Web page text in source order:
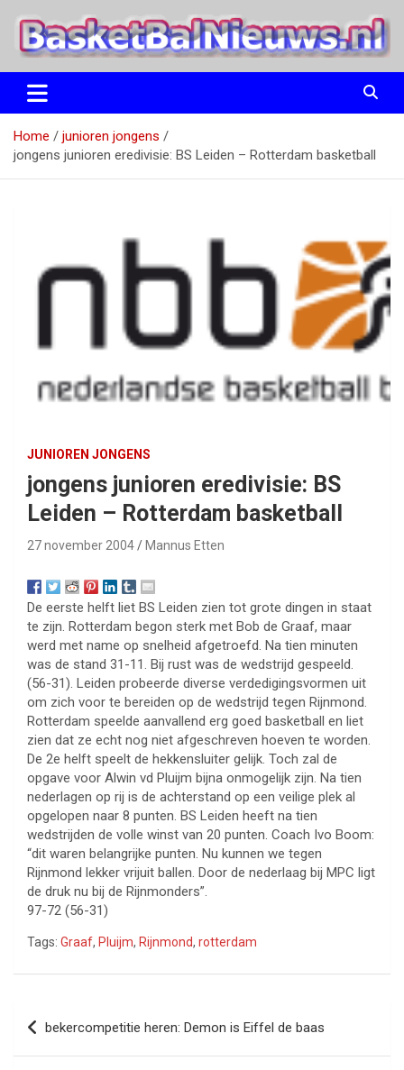
naar
BasketBalNieuws.nl
Etten
Home
junioren jongens
jongens junioren eredivisie: BS Leiden – Rotterdam basketball
JUNIOREN JONGENS
jongens junioren eredivisie: BS
Leiden – Rotterdam basketball
27 november 2004 Mannus Etten
De eerste helft liet BS Leiden zien tot grote dingen in staat
te zijn. Rotterdam begon sterk met Bob de Graaf, maar
werd met name op snelheid afgetroefd. Na tien minuten
was de stand 31-11. Bij rust was de wedstrijd gespeeld.
(56-31). Leiden probeerde diverse verdedigingsvormen uit
om zich voor te bereiden op de wedstrijd tegen Rijnmond.
Rotterdam speelde aanvallend erg goed basketball en liet
zien dat ze echt nog niet afgeschreven hoeven te worden.
De 2e helft speelt de hekkensluiter gelijk. Toch zal de
opgave voor Alwin vd Pluijm bijna onmogelijk zijn. Na tien
nederlagen op rij is de achterstand op een veilige plek al
opgelopen naar 8 punten. BS Leiden heeft na tien
wedstrijden de volle winst van 20 punten. Coach Ivo Boom:
“dit waren belangrijke punten. Nu kunnen we tegen
Rijnmond lekker vrijuit ballen. Door de nederlaag bij MPC ligt
de druk nu bij de Rijnmonders”.
97-72 (56-31)
Tags: Graaf, Pluijm, Rijnmond, rotterdam
Bericht
navigatie
bekercompetitie heren: Demon is Eiffel de baas